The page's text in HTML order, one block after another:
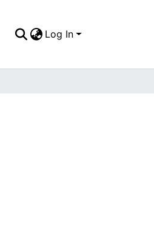
Log In